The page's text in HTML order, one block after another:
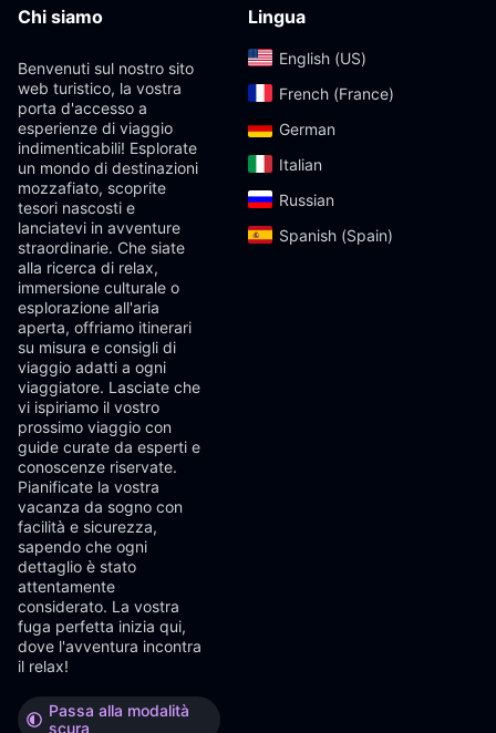
Chi siamo
Benvenuti sul nostro sito
web turistico, la vostra
porta d'accesso a
esperienze di viaggio
indimenticabili! Esplorate
un mondo di destinazioni
mozzafiato, scoprite
tesori nascosti e
lanciatevi in ​​avventure
straordinarie. Che siate
alla ricerca di relax,
immersione culturale o
esplorazione all'aria
aperta, offriamo itinerari
su misura e consigli di
viaggio adatti a ogni
viaggiatore. Lasciate che
vi ispiriamo il vostro
prossimo viaggio con
guide curate da esperti e
conoscenze riservate.
Pianificate la vostra
vacanza da sogno con
facilità e sicurezza,
sapendo che ogni
dettaglio è stato
attentamente
considerato. La vostra
fuga perfetta inizia qui,
dove l'avventura incontra
il relax!
Passa alla modalità
scura
Lingua
English (US)‎
French (France)‎
German‎
Italian‎
Russian‎
Spanish (Spain)‎